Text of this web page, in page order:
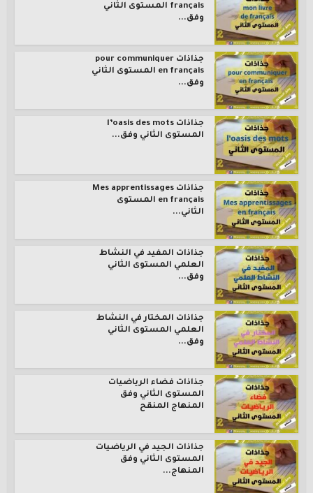
français المستوى الثاني
وفق...
جذاذات pour communiquer
en français المستوى الثاني
وفق...
جذاذات l’oasis des mots
المستوى الثاني وفق...
جذاذات Mes apprentissages
en français المستوى
الثاني...
جذاذات المفيد في النشاط
العلمي المستوى الثاني
وفق...
جذاذات المختار في النشاط
العلمي المستوى الثاني
وفق...
جذاذات فضاء الرياضيات
المستوى الثاني وفق
المنهاج المنقح
جذاذات الجيد في الرياضيات
المستوى الثاني وفق
المنهاج...